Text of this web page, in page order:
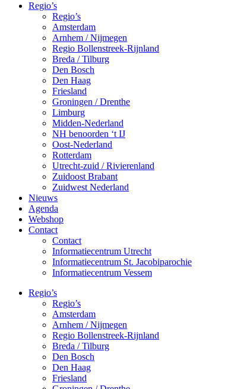
Regio’s
Regio’s
Amsterdam
Arnhem / Nijmegen
Regio Bollenstreek-Rijnland
Breda / Tilburg
Den Bosch
Den Haag
Friesland
Groningen / Drenthe
Limburg
Midden-Nederland
NH benoorden ‘t IJ
Oost-Nederland
Rotterdam
Utrecht-zuid / Rivierenland
Zuidoost Brabant
Zuidwest Nederland
Nieuws
Agenda
Webshop
Contact
Contact
Informatiecentrum Utrecht
Informatiecentrum St. Jacobiparochie
Informatiecentrum Vessem
Regio’s
Regio’s
Amsterdam
Arnhem / Nijmegen
Regio Bollenstreek-Rijnland
Breda / Tilburg
Den Bosch
Den Haag
Friesland